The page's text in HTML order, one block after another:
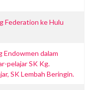
Federation ke Hulu
Endowmen dalam
pelajar SK Kg.
SK Lembah Beringin.